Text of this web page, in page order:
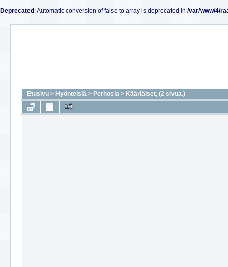
Deprecated : Automatic conversion of false to array is deprecated in /var/www/4/
Etusivu > Hyönteisiä > Perhosia > Kääriäiset, (2 sivua.)